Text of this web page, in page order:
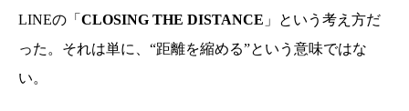
LINEの「 CLOSING THE DISTANCE 」という考え方だ
った。それは単に、“距離を縮める”という意味ではな
い。